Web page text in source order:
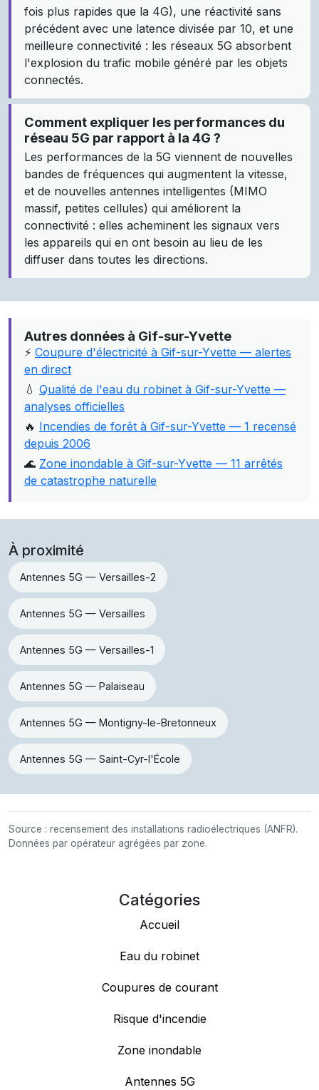
fois plus rapides que la 4G), une réactivité sans
précédent avec une latence divisée par 10, et une
meilleure connectivité : les réseaux 5G absorbent
l'explosion du trafic mobile généré par les objets
connectés.
Comment expliquer les performances du
réseau 5G par rapport à la 4G ?
Les performances de la 5G viennent de nouvelles
bandes de fréquences qui augmentent la vitesse,
et de nouvelles antennes intelligentes (MIMO
massif, petites cellules) qui améliorent la
connectivité : elles acheminent les signaux vers
les appareils qui en ont besoin au lieu de les
diffuser dans toutes les directions.
Autres données à Gif-sur-Yvette
⚡ Coupure d'électricité à Gif-sur-Yvette — alertes
en direct
💧 Qualité de l'eau du robinet à Gif-sur-Yvette —
analyses officielles
🔥 Incendies de forêt à Gif-sur-Yvette — 1 recensé
depuis 2006
🌊 Zone inondable à Gif-sur-Yvette — 11 arrêtés
de catastrophe naturelle
À proximité
Antennes 5G — Versailles-2
Antennes 5G — Versailles
Antennes 5G — Versailles-1
Antennes 5G — Palaiseau
Antennes 5G — Montigny-le-Bretonneux
Antennes 5G — Saint-Cyr-l'École
Source : recensement des installations radioélectriques (ANFR).
Données par opérateur agrégées par zone.
Catégories
Accueil
Eau du robinet
Coupures de courant
Risque d'incendie
Zone inondable
Antennes 5G